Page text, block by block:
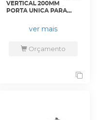
VERTICAL 200MM
PORTA UNICA PARA
ITMAX - PRETO -
35150106 - LIGHTERA
ver mais
Orçamento